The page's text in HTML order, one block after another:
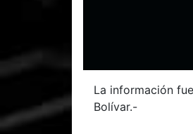
La información
Bolívar.-